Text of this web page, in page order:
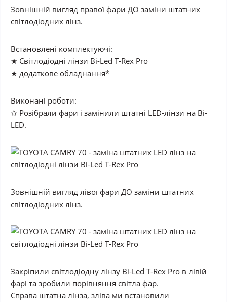
Зовнішній вигляд правої фари ДО заміни штатних
світлодіодних лінз.
Встановлені комплектуючі:
★ Світлодіодні лінзи Bi-Led T-Rex Pro
★ додаткове обладнання*
Виконані роботи:
✩ Розібрали фари і замінили штатні LED-лінзи на Bi-
LED.
Зовнішній вигляд лівої фари ДО заміни штатних
світлодіодних лінз.
Закріпили світлодіодну лінзу Bi-Led T-Rex Pro в лівій
фарі та зробили порівняння світла фар.
Справа штатна лінза, зліва ми встановили